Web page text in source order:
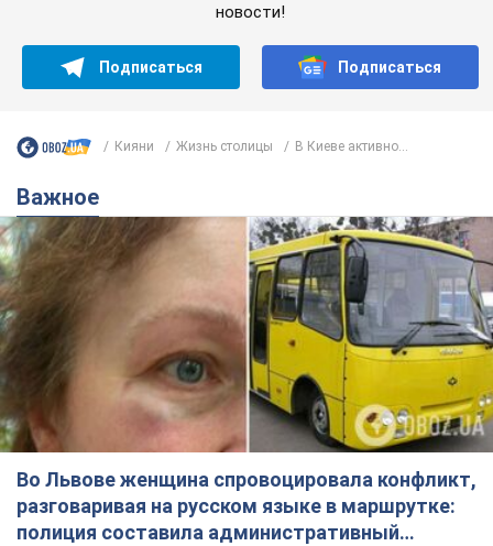
новости!
Подписаться Подписаться
Кияни Жизнь столицы В Киеве активно...
Важное
Во Львове женщина спровоцировала конфликт,
разговаривая на русском языке в маршрутке:
полиция составила административный